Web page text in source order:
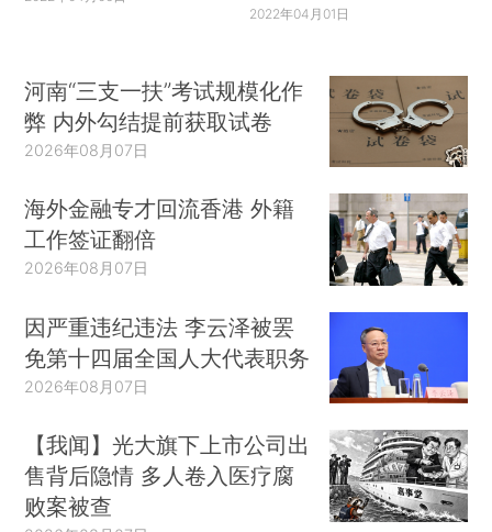
2022年04月01日
河南“三支一扶”考试规模化作
弊 内外勾结提前获取试卷
2026年08月07日
海外金融专才回流香港 外籍
工作签证翻倍
2026年08月07日
因严重违纪违法 李云泽被罢
免第十四届全国人大代表职务
2026年08月07日
【我闻】光大旗下上市公司出
售背后隐情 多人卷入医疗腐
败案被查